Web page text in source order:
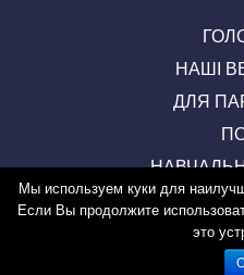
НАШІ
ДЛЯ
Copyright by
Мы используем куки для
Если Вы продолжите
это